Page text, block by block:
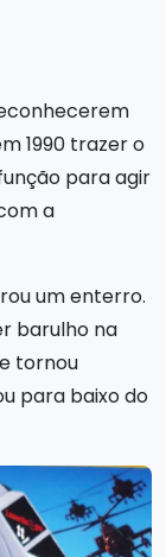
1990 trazer o
para agir
a
um enterro.
barulho na
tornou
para baixo do